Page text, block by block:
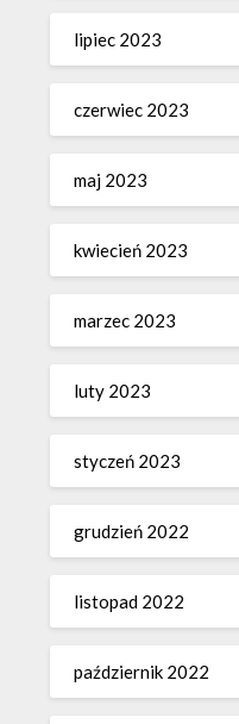
lipiec 2023
czerwiec 2023
maj 2023
kwiecień 2023
marzec 2023
luty 2023
styczeń 2023
grudzień 2022
listopad 2022
październik 2022